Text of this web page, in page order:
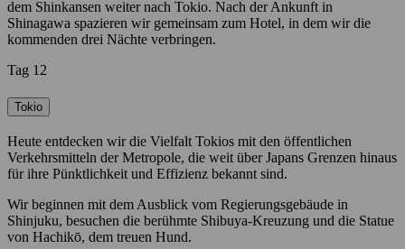
dem Shinkansen weiter nach Tokio. Nach der Ankunft in
Shinagawa spazieren wir gemeinsam zum Hotel, in dem wir die
kommenden drei Nächte verbringen.
Tag 12
Tokio
Heute entdecken wir die Vielfalt Tokios mit den öffentlichen
Verkehrsmitteln der Metropole, die weit über Japans Grenzen hinaus
für ihre Pünktlichkeit und Effizienz bekannt sind.
Wir beginnen mit dem Ausblick vom Regierungsgebäude in
Shinjuku, besuchen die berühmte Shibuya-Kreuzung und die Statue
von Hachikō, dem treuen Hund.